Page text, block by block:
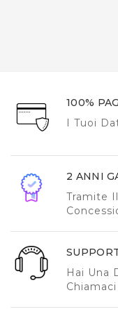
100%
I Tuoi
2 ANNI
Tramite
Hai Una